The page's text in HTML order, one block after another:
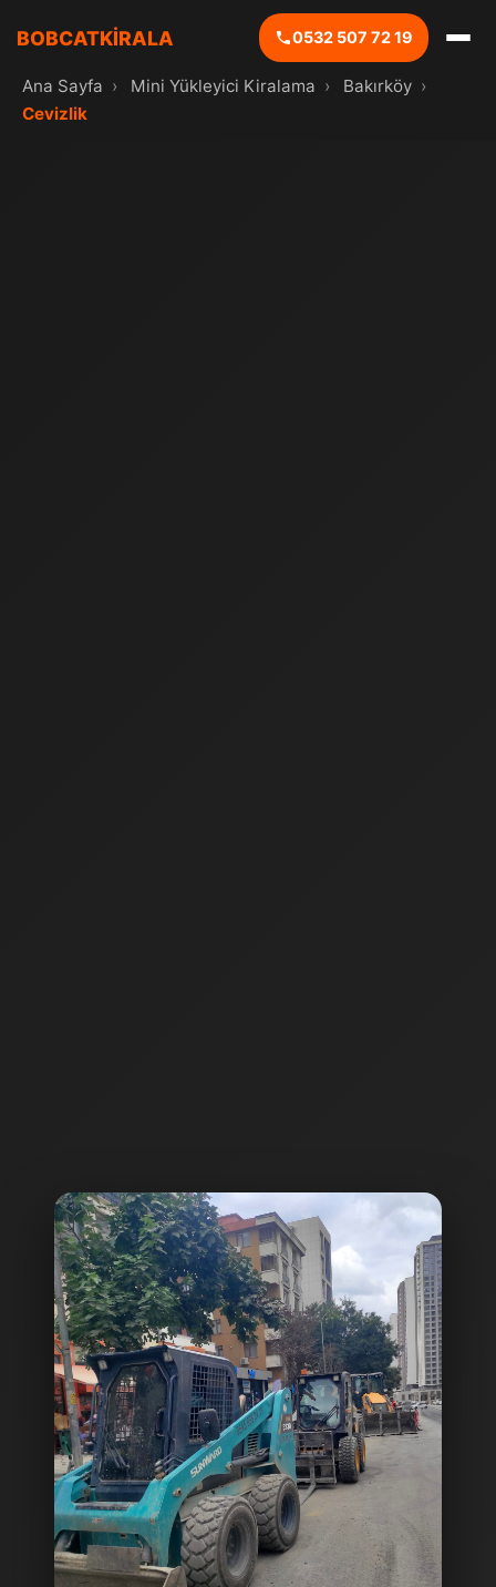
BOBCATKİRALA 0532 507 72 19
Ana Sayfa › Mini Yükleyici Kiralama › Bakırköy ›
Cevizlik